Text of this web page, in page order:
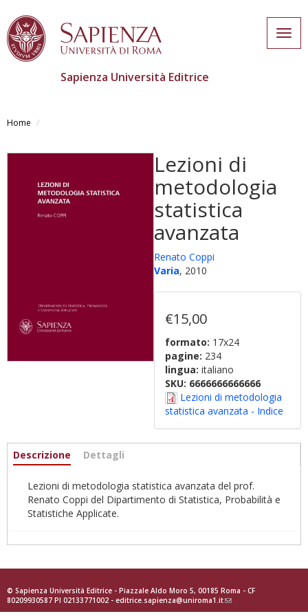
main
Sapienza Università Editrice
Home
Lezioni di
metodologia
statistica
avanzata
Renato Coppi
Varia, 2010
€15,00
formato: 17x24
pagine: 234
lingua: italiano
SKU: 6666666666666
Lezioni di metodologia
statistica avanzata - Indice
Informazioni
Descrizione (active
Dettagli
Lezioni di metodologia statistica avanzata del prof.
Renato Coppi del Dipartimento di Statistica, Probabilità e
Statistiche Applicate.
© Sapienza Università Editrice - Piazzale Aldo Moro 5, 00185 Roma - CF
80209930587 PI 02133771002 - editrice.sapienza@uniroma1.it(link
sends